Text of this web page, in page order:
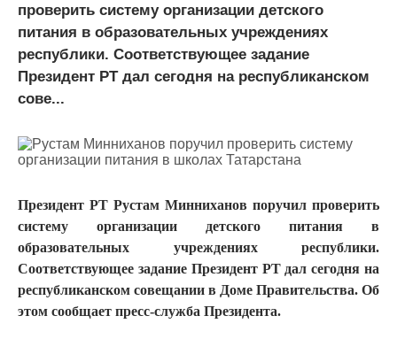
проверить систему организации детского
питания в образовательных учреждениях
республики. Соответствующее задание
Президент РТ дал сегодня на республиканском
сове...
Президент РТ Рустам Минниханов поручил проверить
систему организации детского питания в
образовательных учреждениях республики.
Соответствующее задание Президент РТ дал сегодня на
республиканском совещании в Доме Правительства. Об
этом сообщает пресс-служба Президента.